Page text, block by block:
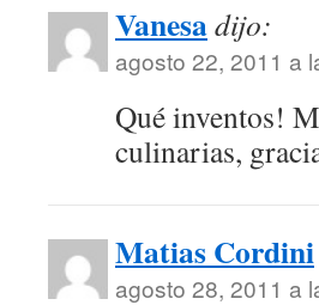
Vanesadijo:
agosto 22, 2011 a
Qué inventos!
culinarias,
Matias Cordini
agosto 28, 2011 a